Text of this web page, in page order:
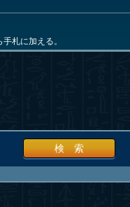
札に加える。
検 索